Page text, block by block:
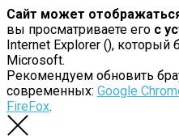
Сайт может
вы просматриваете его с
Internet Explorer (), который
Microsoft.
Рекомендуем обновить
современных: Google
FireFox.